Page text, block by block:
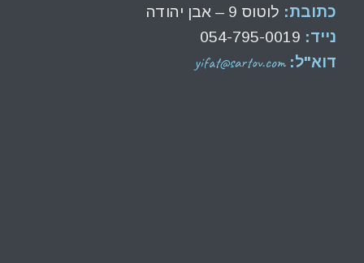
כתובת: לוטוס 9 – אבן יהודה
נייד: 054-795-0019
דוא"ל:yifat@sartov.com